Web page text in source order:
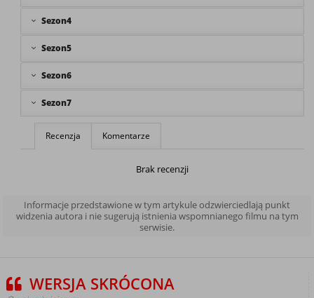
Sezon4
Sezon5
Sezon6
Sezon7
Recenzja Komentarze
Brak recenzji
Informacje przedstawione w tym artykule odzwierciedlają punkt
widzenia autora i nie sugerują istnienia wspomnianego filmu na tym
serwisie.
WERSJA SKRÓCONA